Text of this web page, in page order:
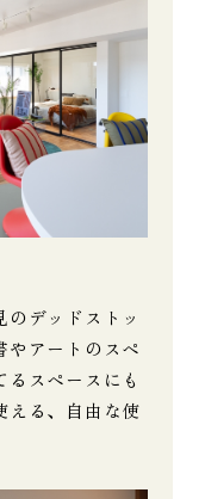
デッドストッ
やアートのスペ
スペースにも
える、自由な使